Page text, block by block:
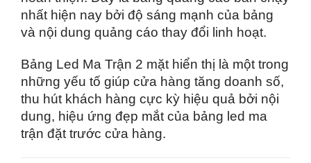
nhất hiện nay bởi độ sáng mạnh của bảng
và nội dung quảng cáo thay đổi linh hoạt.
Bảng Led Ma Trận 2 mặt hiển thị là một trong
những yếu tố giúp cửa hàng tăng doanh số,
thu hút khách hàng cực kỳ hiệu quả bởi nội
dung, hiệu ứng đẹp mắt của bảng led ma
trận đặt trước cửa hàng.